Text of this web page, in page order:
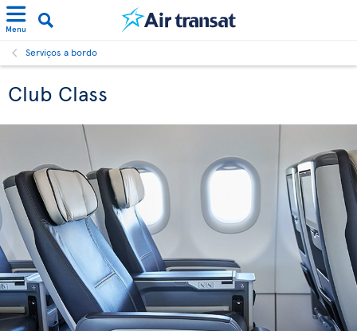
Menu
Serviços a bordo
Club Class